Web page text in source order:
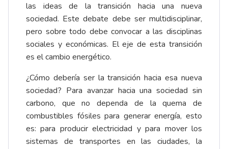
las ideas de la transición hacia una nueva
sociedad. Este debate debe ser multidisciplinar,
pero sobre todo debe convocar a las disciplinas
sociales y económicas. El eje de esta transición
es el cambio energético.
¿Cómo debería ser la transición hacia esa nueva
sociedad? Para avanzar hacia una sociedad sin
carbono, que no dependa de la quema de
combustibles fósiles para generar energía, esto
es: para producir electricidad y para mover los
sistemas de transportes en las ciudades, la